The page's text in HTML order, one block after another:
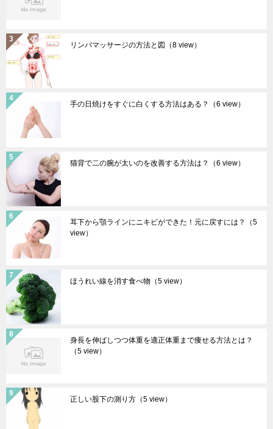
リンパマッサージの方法と図 （8 view）
手の日焼けをすぐに白くする方法はある？ （6 view）
猫背で二の腕が太いのを改善する方法は？ （6 view）
耳下から顎ラインにニキビができた！元に戻すには？
（5
view）
ほうれい線を消す食べ物 （5 view）
身長を伸ばしつつ体重を適正体重まで痩せる方法とは？
（5 view）
正しい股下の測り方 （5 view）